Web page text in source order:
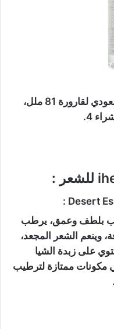
السعر: 7.16$ = 27.39 ريال سعودي لقارورة 81 ملل،
بلطف وعمق، يرطب
وينعم الشعر المجعد،
على زبدة الشيا
مكونات ممتازة لترطيب